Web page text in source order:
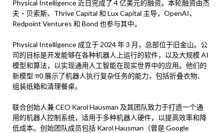
Physical Intelligence 近日完成了 4 亿美元的融资。本轮融资由杰
夫・贝索斯、Thrive Capital 和 Lux Capital 主导，OpenAI、
Redpoint Ventures 和 Bond 也参与其中。
Physical Intelligence 成立于 2024 年 3 月，总部位于旧金山。公
司的目标是开发能够在各种机器人上运行的软件，以及大规模 AI
模型和算法，以实现通用人工智能在现实世界中的应用。他们的
新模型 π0 展示了机器人执行复杂任务的能力，包括折叠衣物、
组装纸箱和清理餐桌。
联合创始人兼 CEO Karol Hausman 及其团队致力于打造一个通
用的机器人控制系统，适用于多种机器人硬件，以提高效率和降
低成本。创始团队成员包括 Karol Hausman（曾是 Google